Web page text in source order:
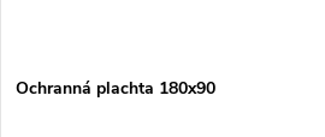
Ochranná plachta 180x90